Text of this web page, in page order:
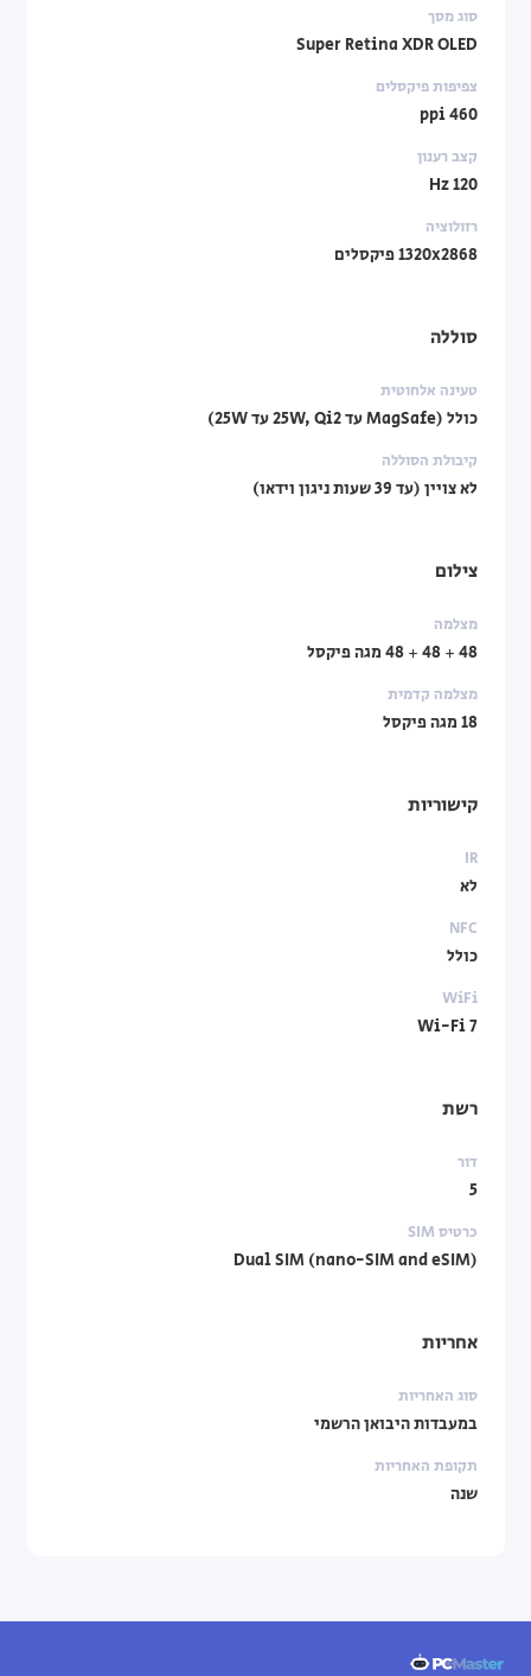
סוג מסך
Super Retina XDR OLED
צפיפות פיקסלים
460 ppi
קצב רענון
120 Hz
רזולוציה
1320x2868 פיקסלים
סוללה
טעינה אלחוטית
כולל (MagSafe עד 25W, Qi2 עד 25W)
קיבולת הסוללה
לא צויין (עד 39 שעות ניגון וידאו)
צילום
מצלמה
48 + 48 + 48 מגה פיקסל
מצלמה קדמית
18 מגה פיקסל
קישוריות
IR
לא
NFC
כולל
WiFi
Wi-Fi 7
רשת
דור
5
כרטיס SIM
Dual SIM (nano-SIM and eSIM)
אחריות
סוג האחריות
במעבדות היבואן הרשמי
תקופת האחריות
שנה